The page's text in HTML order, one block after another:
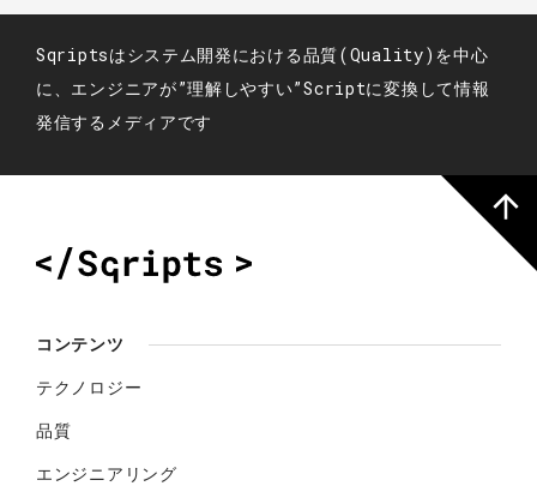
Sqriptsはシステム開発における品質(Quality)を中心
に、エンジニアが”理解しやすい”Scriptに変換して情報
発信するメディアです
コンテンツ
テクノロジー
品質
エンジニアリング